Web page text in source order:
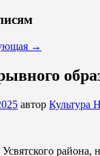
→
автор Культура
района,